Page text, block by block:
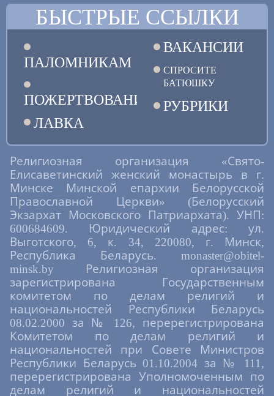
БЫСТРЫЕ ССЫЛКИ
ПАЛОМНИКАМ
ПОЖЕРТВОВАНИЯ
ЛАВКА
ВАКАНСИИ
СПРОСИТЕ
БАТЮШКУ
РУБРИКИ
Религиозная организация «Свято-
Елисаветинский женский монастырь в г.
Минске Минской епархии Белорусской
Православной Церкви» (Белорусский
Экзархат Московского Патриархата). УНП:
600684609. Юридический адрес: ул.
Выготского, 6, к. 34, 220080, г. Минск,
Республика Беларусь. monaster@obitel-
minsk.by Религиозная организация
зарегистрирована Государственным
комитетом по делам религий и
национальностей Республики Беларусь
08.02.2000 за № 126, перерегистрирована
Комитетом по делам религий и
национальностей при Совете Министров
Республики Беларусь 01.10.2004 за № 111,
перерегистрирована Уполномоченным по
делам религий и национальностей